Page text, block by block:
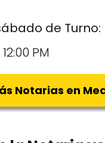
de Turno:
PM
Notarias en